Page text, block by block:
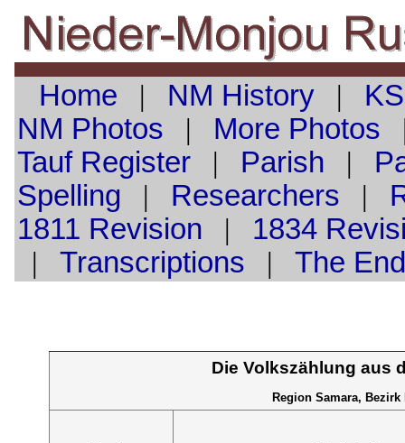
Home | NM History|
NM Photos | More Photos
TaufRegister| Parish |
Spelling | Researchers |
1811 Revision | 1834
| Transcriptions | The End
Die Volkszählung aus
Region Samara,